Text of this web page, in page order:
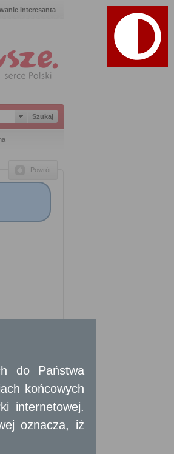
interesanta
Powrót
podatek
aktualnym
do Państwa
końcowych
internetowej.
oznacza, iż